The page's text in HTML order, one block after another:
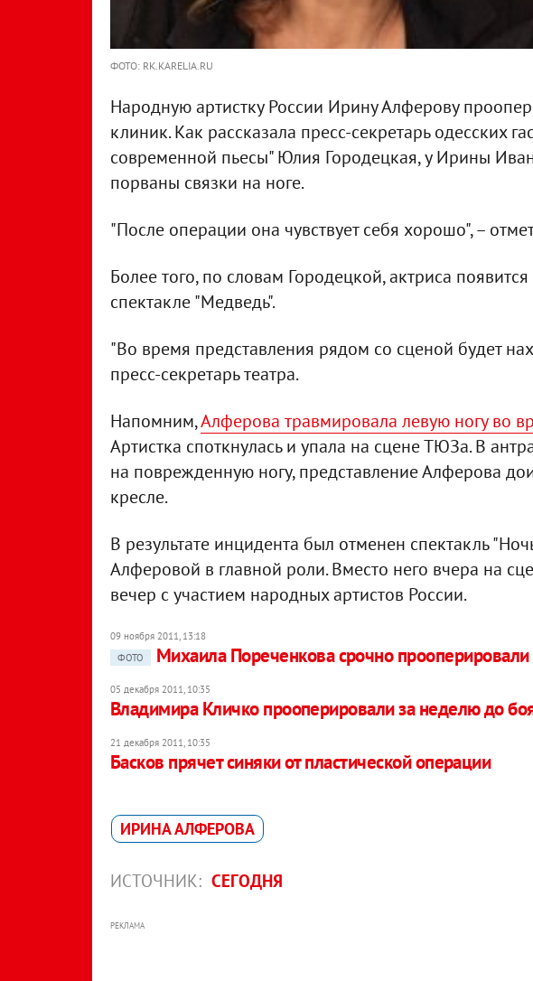
ФОТО: RK.KARELIA.RU
Народную артистку России Ирину Алферову
клиник. Как рассказала пресс-секретарь одесских
современной пьесы" Юлия Городецкая, у Ирины
порваны связки на ноге.
"После операции она чувствует себя хорошо", –
Более того, по словам Городецкой, актриса
спектакле "Медведь".
"Во время представления рядом со сценой будет
пресс-секретарь театра.
Напомним,Алферова травмировала левую ногу во
Артистка споткнулась и упала на сцене ТЮЗа. В
на поврежденную ногу, представление Алферова
кресле.
В результате инцидента был отменен спектакль
Алферовой в главной роли. Вместо него вчера на
вечер с участием народных артистов России.
09 ноября 2011, 13:18
ФОТО
Михаила Пореченкова срочно прооперировали
05 декабря 2011, 10:35
Владимира Кличко прооперировали за неделю до
21 декабря 2011, 10:35
Басков прячет синяки от пластической операции
ИРИНА АЛФЕРОВА
ИСТОЧНИК: СЕГОДНЯ
РЕКЛАМА